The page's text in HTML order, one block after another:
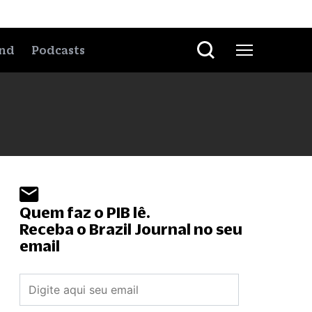
Podcasts
Quem faz o PIB lê.
Receba o Brazil Journal no seu
email